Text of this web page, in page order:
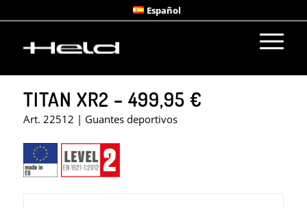
Español
GUANTES
TITAN XR2 – 499,95 €
Art. 22512 | Guantes deportivos